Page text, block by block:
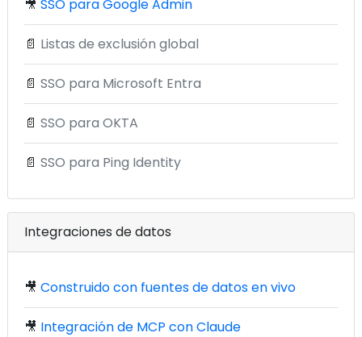
🎥 SSO para Google Admin
📄 Listas de exclusión global
📄 SSO para Microsoft Entra
📄 SSO para OKTA
📄 SSO para Ping Identity
Integraciones de datos
🎥 Construido con fuentes de datos en vivo
🎥 Integración de MCP con Claude